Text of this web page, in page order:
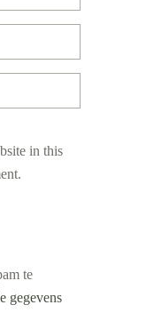
in this
te
gegevens